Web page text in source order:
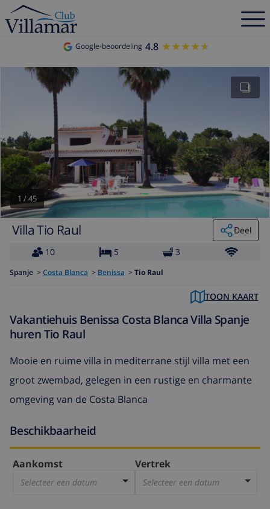
Google-beoordeling 4.8 ★★★★★
★★★★★
1 /45
Villa Tio Raul
Deel
10
5 3
Spanje > Costa Blanca > Benissa > Tio Raul
TOON KAART
Vakantiehuis Benissa Costa Blanca Villa Spanje
huren Tio Raul
Mooie en ruime villa in mediterrane stijl villa met een
groot zwembad, gelegen in een rustige en charmante
omgeving van de Costa Blanca
Beschikbaarheid
Aankomst
Selecteer een datum
Vertrek
Selecteer een datum